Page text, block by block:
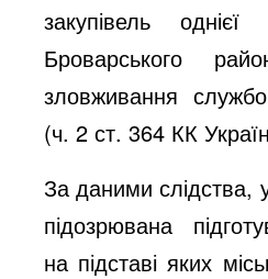
закупівель
Броварського
зловживання
(ч. 2 ст. 364 КК
За даними слідства,
підозрювана
на підставі яких